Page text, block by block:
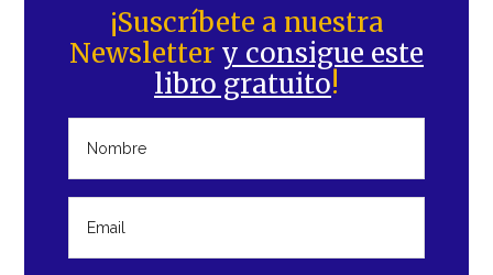
90
años
mata
reses
lateral
principal
¡Suscríbete a nuestra
Newsletter y consigue este
libro gratuito!